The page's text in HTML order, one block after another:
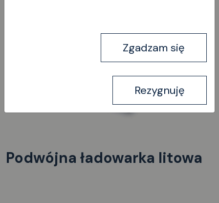
Podwójna ładowarka litowa
Zgadzam się
Rezygnuję